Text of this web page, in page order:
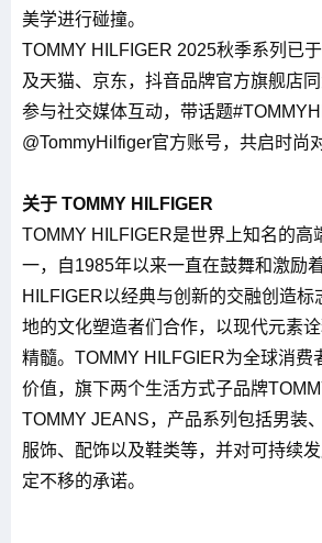
美学进行碰撞。
TOMMY HILFIGER 2025秋季系列已
及天猫、京东，抖音品牌官方旗舰店
参与社交媒体互动，带话题
@TommyHilfiger官方账号，共启时尚
关于 TOMMY HILFIGER
TOMMY HILFIGER是世界上知名的高
一，自1985年以来一直在鼓舞和激励
HILFIGER以经典与创新的交融创造标
地的文化塑造者们合作，以现代元素
精髓。TOMMY HILFGIER为全球消费
价值，旗下两个生活方式子品牌
TOMMY JEANS，产品系列包括男装
服饰、配饰以及鞋类等，并对可持续
定不移的承诺。